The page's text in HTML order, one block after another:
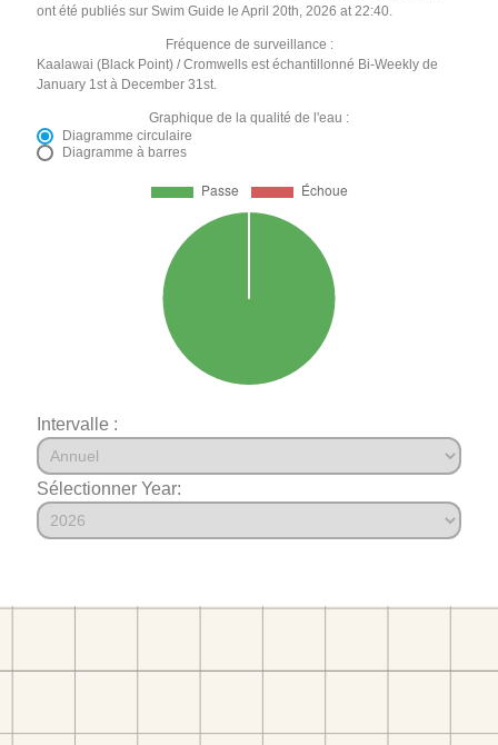
ont été publiés sur Swim Guide le April 20th, 2026 at 22:40.
Fréquence de surveillance :
Kaalawai (Black Point) / Cromwells est échantillonné Bi-Weekly de
January 1st à December 31st.
Graphique de la qualité de l'eau :
Diagramme circulaire
Diagramme à barres
Intervalle :
Sélectionner Year: